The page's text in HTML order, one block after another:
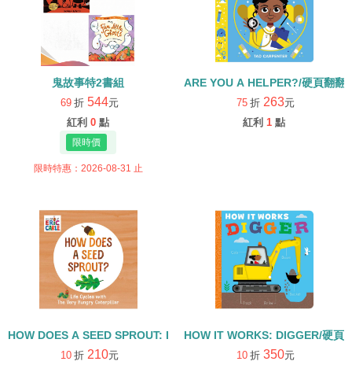
鬼故事特2書組
69 折 544元
紅利 0 點
限時特惠：2026-08-31 止
ARE YOU A HELPER?/硬頁翻翻
75 折 263元
紅利 1 點
HOW DOES A SEED SPROUT: LIFE CYCLES WITH THE VERY
10 折 210元
HOW IT WORKS: DIGGER/硬頁
10 折 350元